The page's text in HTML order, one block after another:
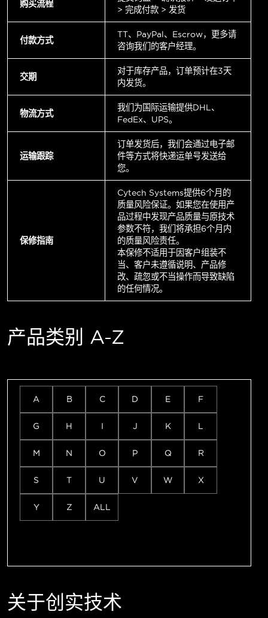
购买流程
> 完成付款 > 发货
付款方式
TT、PayPal、Escrow，更多请
咨询我们的客户经理。
交期
对于库存产品，订单预计在3天
内发货。
物流方式
我们为国际运输提供DHL、
FedEx、UPS。
运输跟踪
订单发货后，我们会通过电子邮
件等方式将快递运单号发送给
您。
保修指南
Cytech Systems提供6个月的
质量风险保证。如果您在使用产
品过程中发现产品质量与原技术
参数不符，我们将承担6个月内
的质量风险责任。
本保修不适用于因客户组装不
当、客户未遵循说明、产品修
改、疏忽或不当操作而导致缺陷
的任何情况。
产品类别 A-Z
A B C D E F
G H I J K L
M N O P Q R
S T U V W X
Y Z ALL
关于创实技术